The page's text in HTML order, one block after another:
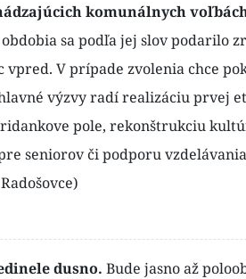
komunálnych
sa podľa jej slov podarilo
V prípade zvolenia chce
výzvy radí realizáciu prvej
pole, rekonštrukciu
seniorov či podporu
dusno. Bude jasno až